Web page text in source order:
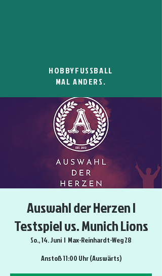
HOBBYFUSSBALL
MAL ANDERS.
Auswahl der Herzen |
Testspiel vs. Munich Lions
So., 14. Juni
  |
Max-Reinhardt-Weg 28
Anstoß 11:00 Uhr (Auswärts)